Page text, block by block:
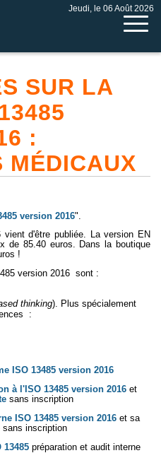
Jeudi, le 06 Août 2026
SUR LA
:
MÉDICAUX
version 2016".
d'être publiée. La version EN
de 85.40 euros. Dans la boutique
!
version 2016 sont :
thinking). Plus spécialement
:
ISO 13485 version 2016
à l'ISO 13485 version 2016 et
sans inscription
ISO 13485 version 2016 et sa
sans inscription
13485 préparation et audit interne